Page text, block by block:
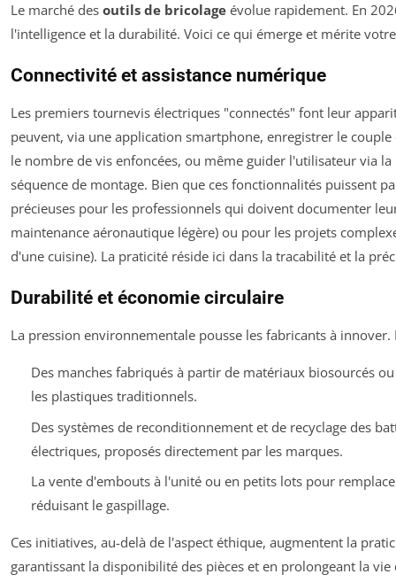
Le marché des outils de bricolage évolue rapidement. En
l'intelligence et la durabilité. Voici ce qui émerge et mérite
Connectivité et assistance numérique
Les premiers tournevis électriques "connectés" font leur
peuvent, via une application smartphone, enregistrer le
le nombre de vis enfoncées, ou même guider l'utilisateur via
séquence de montage. Bien que ces fonctionnalités puissent
précieuses pour les professionnels qui doivent documenter
maintenance aéronautique légère) ou pour les projets
d'une cuisine). La praticité réside ici dans la tracabilité et la
Durabilité et économie circulaire
La pression environnementale pousse les fabricants à
Des manches fabriqués à partir de matériaux biosourcés
les plastiques traditionnels.
Des systèmes de reconditionnement et de recyclage des
électriques, proposés directement par les marques.
La vente d'embouts à l'unité ou en petits lots pour
réduisant le gaspillage.
Ces initiatives, au-delà de l'aspect éthique, augmentent la
garantissant la disponibilité des pièces et en prolongeant la